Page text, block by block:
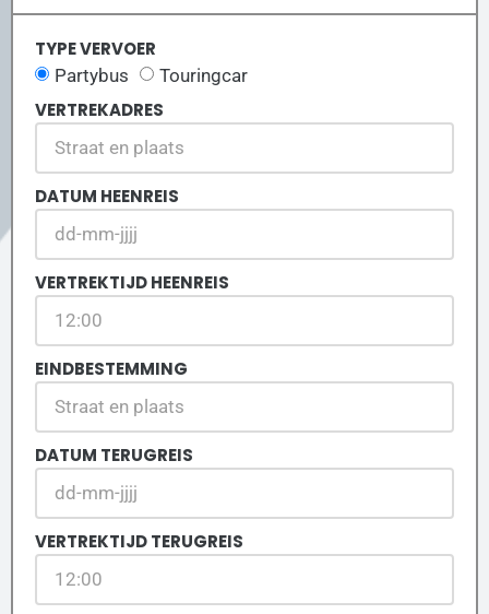
TYPE VERVOER
Partybus Touringcar
VERTREKADRES
DATUM HEENREIS
VERTREKTIJD HEENREIS
EINDBESTEMMING
DATUM TERUGREIS
VERTREKTIJD TERUGREIS